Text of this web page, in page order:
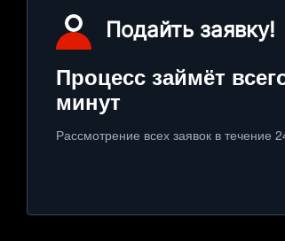
Подайть заявку!
Процесс займёт
минут
Рассмотрение всех заявок в течение